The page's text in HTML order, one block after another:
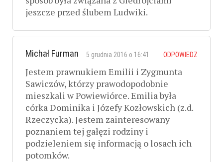
jeszcze przed ślubem Ludwiki.
Michał Furman 5 grudnia 2016 o 16:41 ODPOWIEDZ
Jestem prawnukiem Emilii i Zygmunta
Sawiczów, którzy prawodopodobnie
mieszkali w Powiewiórce. Emilia była
córka Dominika i Józefy Kozłowskich (z.d.
Rzeczycka). Jestem zainteresowany
poznaniem tej gałęzi rodziny i
podzieleniem się informacją o losach ich
potomków.